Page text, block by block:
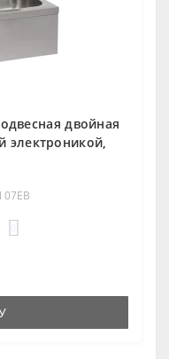
двойная
электроникой,
07EB